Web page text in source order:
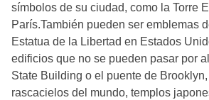
símbolos de su ciudad, como la Torre
París.También pueden ser emblemas
Estatua de la Libertad en Estados
edificios que no se pueden pasar por
State Building o el puente de
rascacielos del mundo, templos